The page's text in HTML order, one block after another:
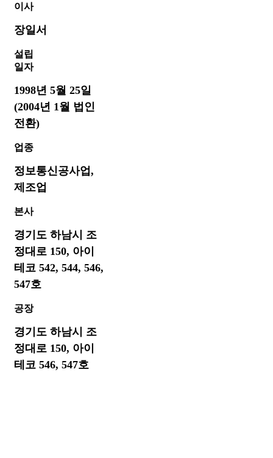
이사
장일서
설립
일자
1998년 5월 25일
(2004년 1월 법인
전환)
업종
정보통신공사업,
제조업
본사
경기도 하남시 조
정대로 150, 아이
테코 542, 544, 546,
547호
공장
경기도 하남시 조
정대로 150, 아이
테코 546, 547호